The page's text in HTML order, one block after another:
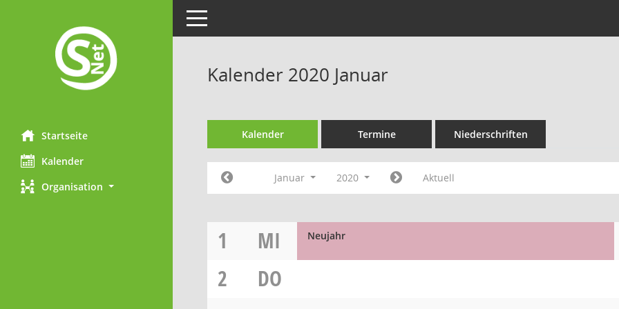
Startseite
Kalender
Organisation
Toggle navigation
Kalender 2020 Januar
Kalender Termine Niederschriften
Januar 2020 Aktuell
1 MI Neujahr
2
DO